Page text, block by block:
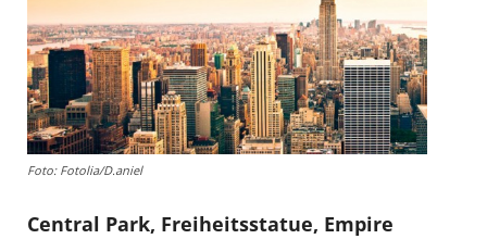
Foto: Fotolia/D.aniel
Central Park, Freiheitsstatue, Empire